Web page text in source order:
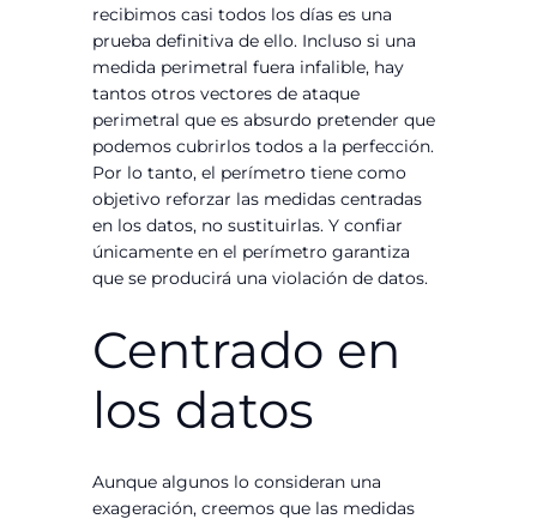
recibimos casi todos los días es una
prueba definitiva de ello. Incluso si una
medida perimetral fuera infalible, hay
tantos otros vectores de ataque
perimetral que es absurdo pretender que
podemos cubrirlos todos a la perfección.
Por lo tanto, el perímetro tiene como
objetivo reforzar las medidas centradas
en los datos, no sustituirlas. Y confiar
únicamente en el perímetro garantiza
que se producirá una violación de datos.
Centrado en
los datos
Aunque algunos lo consideran una
exageración, creemos que las medidas